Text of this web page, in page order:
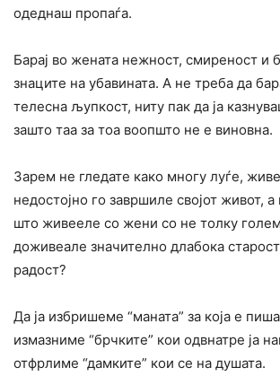
одеднаш пропаѓа.
Барај во жената нежност, смиреност и
знаците на убавината. А не треба да
телесна љупкост, ниту пак да ја
зашто таа за тоа воопшто не е виновна.
Зарем не гледате како многу луѓе,
недостојно го завршиле својот живот,
што живееле со жени со не толку
доживеале значително длабока
радост?
Да ја избришеме “маната” за која е
измазниме “брчките” кои одвнатре ја
отфрлиме “дамките” кои се на душата.